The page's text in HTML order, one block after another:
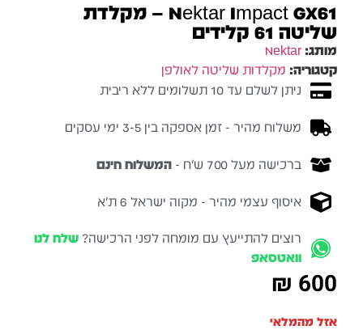
Nektar Impact GX61 – מקלדת
שליטה 61 קלידים
מותג:Nektar
קטגוריה: מקלדות שליטה לאולפן
ניתן לשלם עד 10 תשלומים ללא ריבית
משלוח מהיר - זמן אספקה בין 3-5 ימי עסקים
ברכישה מעל 700 ש״ח - המשלוח חינם
איסוף עצמי מהיר - מקוה ישראל 6 ת״א
רוצים להתייעץ עם מומחה לפני הרכישה? שלח לנו
וואטסאפ
₪ 600
אזל מהמלאי